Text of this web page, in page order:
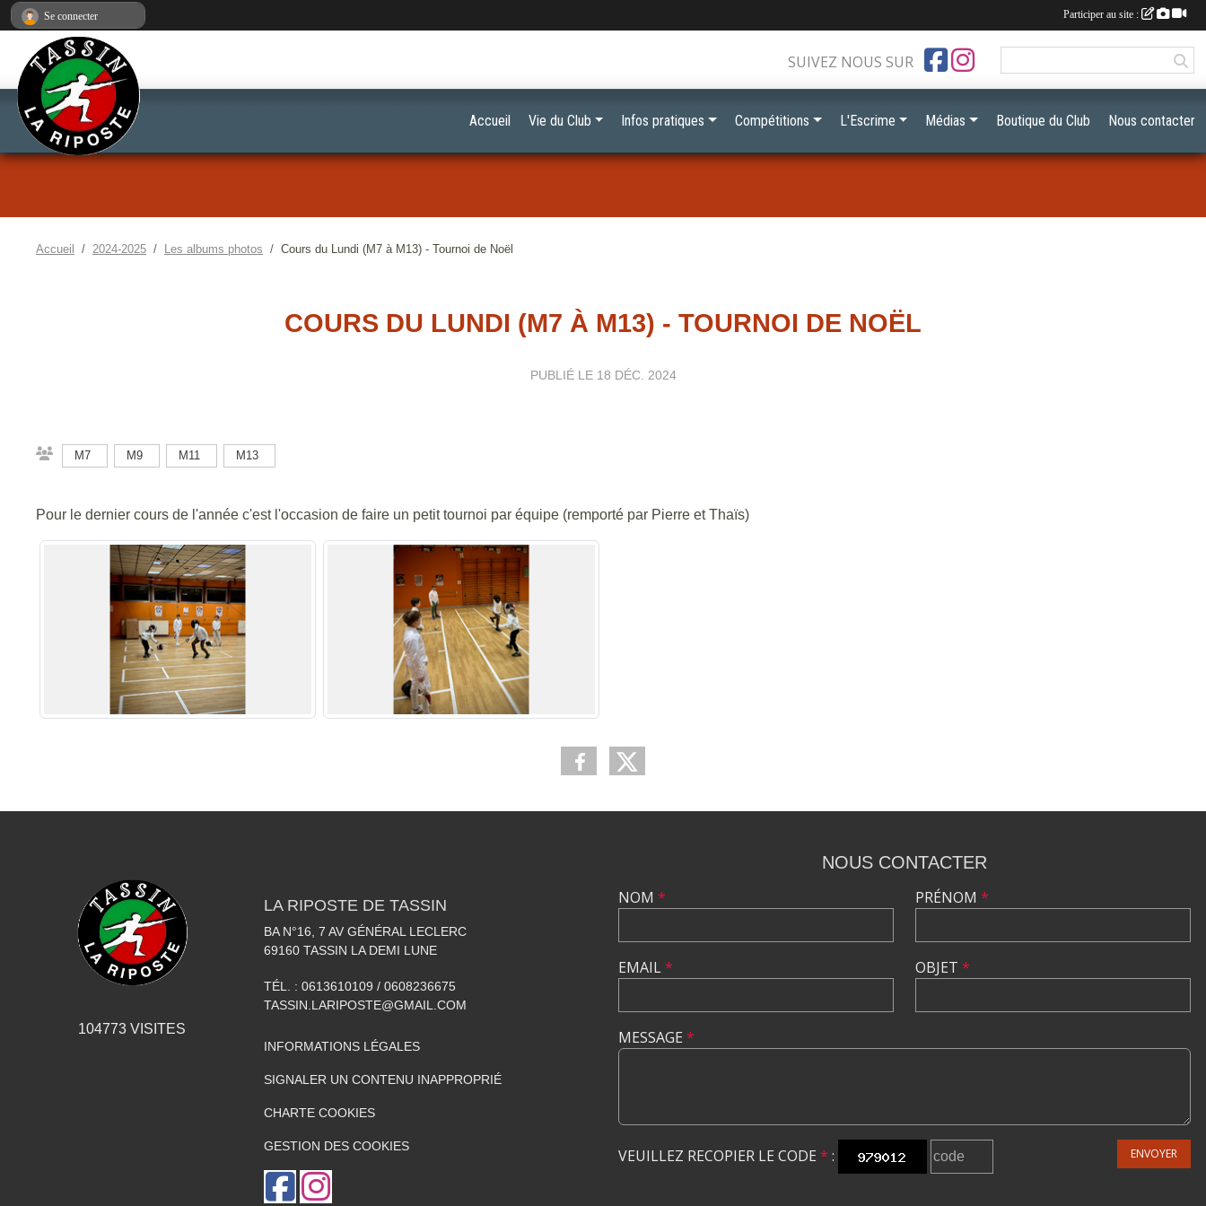
Accueil 2024-2025 Les albums photos Cours du Lundi (M7 à M13) - Tournoi de Noël
COURS DU LUNDI (M7 À M13) - TOURNOI DE NOËL
PUBLIÉ LE 18 DÉC. 2024
M7 M9 M11 M13
Pour le dernier cours de l'année c'est l'occasion de faire un petit tournoi par équipe (remporté par Pierre et Thaïs)
SUIVEZ NOUS SUR
Accueil Vie du Club Infos pratiques Compétitions L'Escrime Médias Boutique du Club Nous contacter
104773 VISITES
LA RIPOSTE DE TASSIN
BA N°16, 7 AV GÉNÉRAL LECLERC
69160 TASSIN LA DEMI LUNE
TÉL. : 0613610109 / 0608236675
TASSIN.LARIPOSTE@GMAIL.COM
INFORMATIONS LÉGALES
SIGNALER UN CONTENU INAPPROPRIÉ
CHARTE COOKIES
GESTION DES COOKIES
NOUS CONTACTER
NOM *
EMAIL*
PRÉNOM *
OBJET *
MESSAGE *
VEUILLEZ RECOPIER LE CODE * : ENVOYER
Se connecter Participer au site :
Panneau de gestion des cookies